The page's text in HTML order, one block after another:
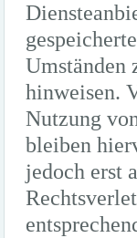
Umständen
hinweisen.
Nutzung
bleiben
jedoch erst